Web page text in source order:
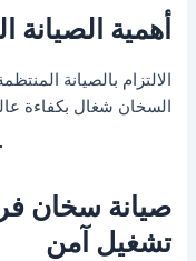
أهمية
الالتزام بالصيانة
السخان شغال بكفاءة
صيانة سخان
تشغيل آمن